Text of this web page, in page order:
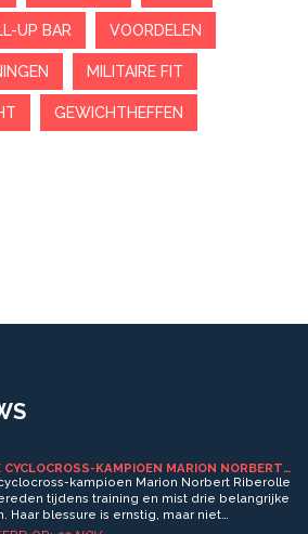
UP BAR VOORDELEN
MILITAIRE FIT
GEWICHTHEFFEN
CYCLOCROSS-KAMPIOEN MARION NORBERT
AANGEREDEN TIJDENS TRAINING, MIST
WEDSTRIJDEN
kampioen Marion Norbert Riberolle
tijdens training en mist drie belangrijke
Haar blessure is ernstig, maar niet
— en de impact op het klassement is